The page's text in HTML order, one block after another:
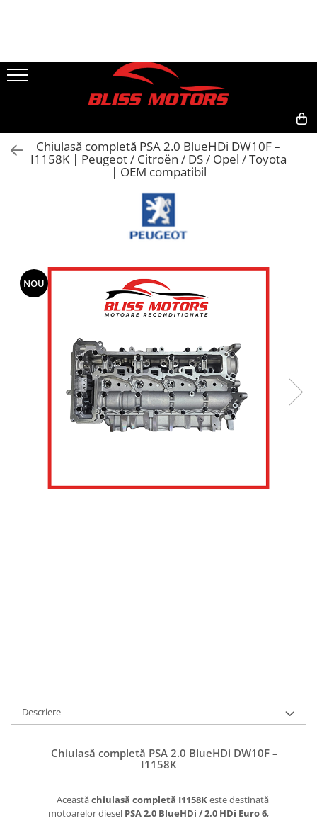
Turbosuflante și accesorii
Kituri de reparații
Vibrochen camioane
1 2
Chiulasă completă PSA 2.0 BlueHDi DW10F –
I1158K | Peugeot / Citroën / DS / Opel / Toyota
| OEM compatibil
NOU
Descriere
Chiulasă completă PSA 2.0 BlueHDi DW10F –
I1158K
Aceastăchiulasă completă I1158Keste destinată
motoarelor diesel PSA 2.0 BlueHDi / 2.0 HDi Euro 6,